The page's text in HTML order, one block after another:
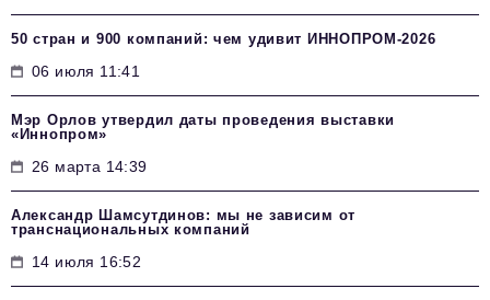
50 стран и 900 компаний: чем удивит ИННОПРОМ‑2026
06 июля 11:41
Мэр Орлов утвердил даты проведения выставки
«Иннопром»
26 марта 14:39
Александр Шамсутдинов: мы не зависим от
транснациональных компаний
14 июля 16:52